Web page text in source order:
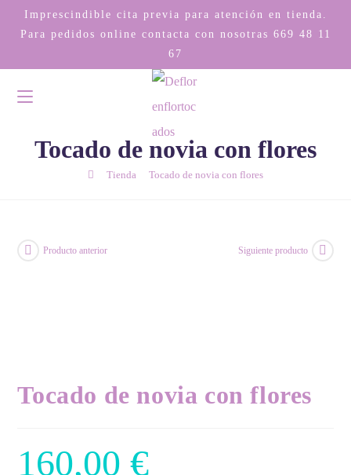
Imprescindible cita previa para atención en tienda.
Para pedidos online contacta con nosotras 669 48 11
67
Tocado de novia con flores
Tienda Tocado de novia con flores
Producto anterior Siguiente producto
Tocado de novia con flores
160,00€